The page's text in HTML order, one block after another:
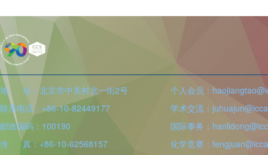
地 址：北京市中关村北一街2号
联系电话：+86-10-82449177
邮政编码：100190
传 真：+86-10-62568157
个人会员：
学术交流：
国际事务：
化学竞赛：